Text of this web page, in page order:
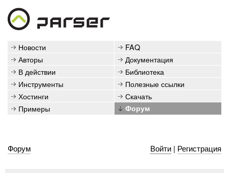
Новости
FAQ
Авторы
Документация
В действии
Библиотека
Инструменты
Полезные ссылки
Хостинги
Скачать
Примеры
Форум
Форум Войти| Регистрация